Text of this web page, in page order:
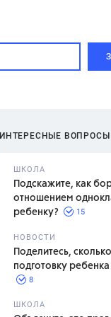
ИНТЕРЕСНЫЕ ВОПРОСЫ
ШКОЛА
Подскажите, как
отношением
ребенку?
15
НОВОСТИ
Поделитесь,
подготовку
8
ШКОЛА